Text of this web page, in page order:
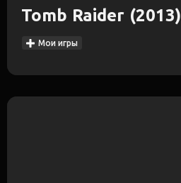
Tomb Raider (2013)
Мои игры